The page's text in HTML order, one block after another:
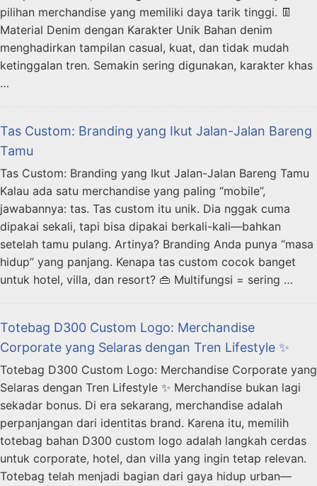
pilihan merchandise yang memiliki daya tarik tinggi. 👖
Material Denim dengan Karakter Unik Bahan denim
menghadirkan tampilan casual, kuat, dan tidak mudah
ketinggalan tren. Semakin sering digunakan, karakter khas
…
Tas Custom: Branding yang Ikut Jalan-Jalan Bareng
Tamu
Tas Custom: Branding yang Ikut Jalan-Jalan Bareng Tamu
Kalau ada satu merchandise yang paling “mobile”,
jawabannya: tas. Tas custom itu unik. Dia nggak cuma
dipakai sekali, tapi bisa dipakai berkali-kali—bahkan
setelah tamu pulang. Artinya? Branding Anda punya “masa
hidup” yang panjang. Kenapa tas custom cocok banget
untuk hotel, villa, dan resort? 👜 Multifungsi = sering …
Totebag D300 Custom Logo: Merchandise
Corporate yang Selaras dengan Tren Lifestyle ✨
Totebag D300 Custom Logo: Merchandise Corporate yang
Selaras dengan Tren Lifestyle ✨ Merchandise bukan lagi
sekadar bonus. Di era sekarang, merchandise adalah
perpanjangan dari identitas brand. Karena itu, memilih
totebag bahan D300 custom logo adalah langkah cerdas
untuk corporate, hotel, dan villa yang ingin tetap relevan.
Totebag telah menjadi bagian dari gaya hidup urban—